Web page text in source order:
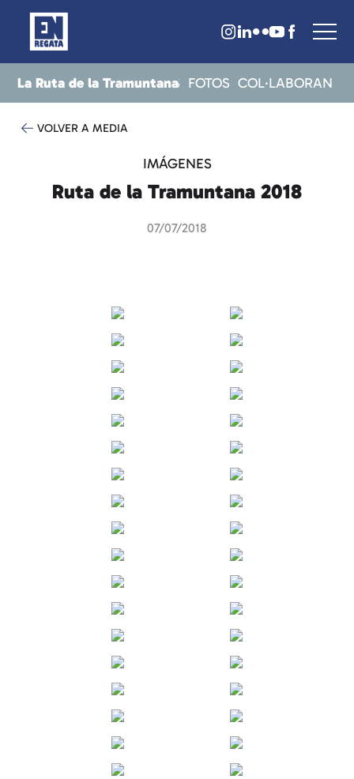
La Ruta de la Tramuntana
RESULTATS NOTICIES FOTOS COL·LABORAN
VOLVER A MEDIA
IMÁGENES
Ruta de la Tramuntana 2018
07/07/2018